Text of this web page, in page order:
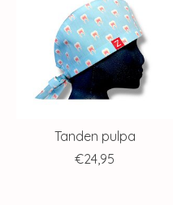
Tanden pulpa
€24,95